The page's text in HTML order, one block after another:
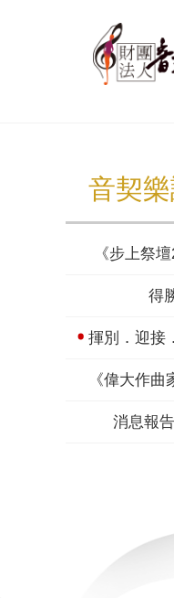
音契
《步上祭
得
揮別．迎接
《偉大作
消息報